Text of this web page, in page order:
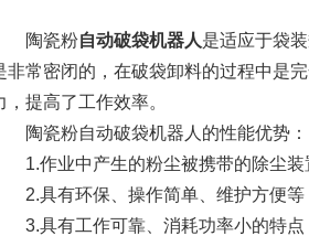
陶瓷粉自动破袋机器人是适应于袋
非常密闭的，在破袋卸料的过程中是
，提高了工作效率。
陶瓷粉自动破袋机器人的性能优势：
1.作业中产生的粉尘被携带的除尘
2.具有环保、操作简单、维护方便
3.具有工作可靠、消耗功率小的特